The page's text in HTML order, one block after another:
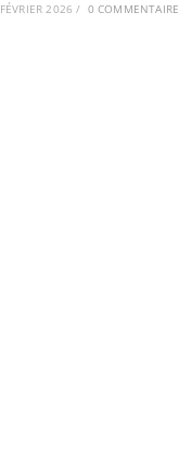
2026 / 0 COMMENTAIRE